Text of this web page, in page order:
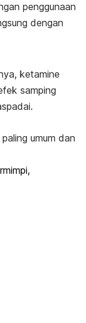
penggunaan
dengan
ketamine
samping
umum dan